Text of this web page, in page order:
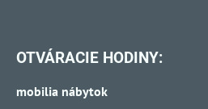
OTVÁRACIE HODINY:
mobilia nábytok